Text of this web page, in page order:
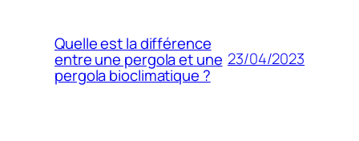
Quelle est la différence
entre une pergola et une
pergola bioclimatique ?
23/04/2023